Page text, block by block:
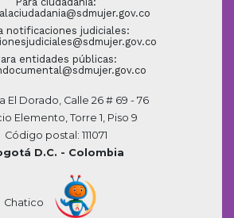
notificaciones judiciales:
entidades públicas:
El Dorado, Calle 26 # 69 - 76
Elemento, Torre 1, Piso 9
Código postal: 111071
D.C. - Colombia
Chatico